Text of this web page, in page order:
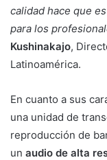
calidad hace que
para los
Kushinakajo,
Latinoamérica.
En cuanto a sus
una unidad de
reproducción de
un audio de alta